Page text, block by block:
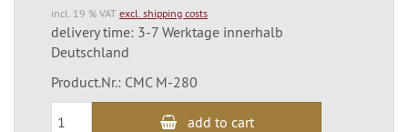
incl. 19 % VAT excl. shipping costs
delivery time: 3-7 Werktage innerhalb
Deutschland
Product.Nr.: CMC M-280
add to cart